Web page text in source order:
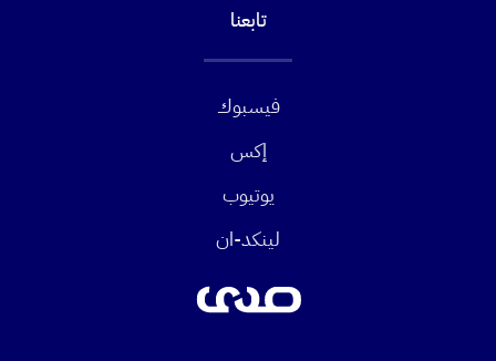
تابعنا
فيسبوك
إكس
يوتيوب
لينكد-ان